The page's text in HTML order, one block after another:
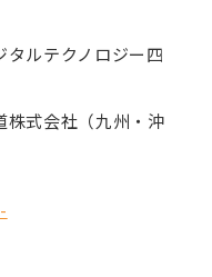
ノロジー四
（九州・沖